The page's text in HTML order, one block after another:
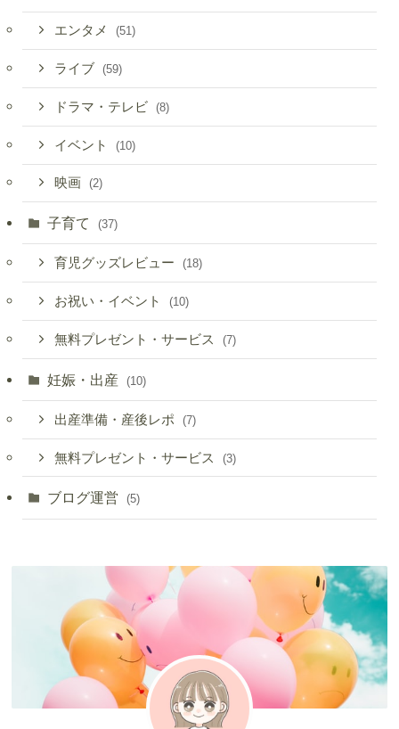
エンタメ (51)
ライブ (59)
ドラマ・テレビ (8)
イベント (10)
映画 (2)
子育て (37)
育児グッズレビュー (18)
お祝い・イベント (10)
無料プレゼント・サービス (7)
妊娠・出産 (10)
出産準備・産後レポ (7)
無料プレゼント・サービス (3)
ブログ運営 (5)